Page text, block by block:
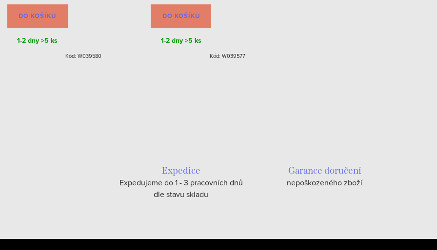
DO KOŠÍKU
1-2 dny>5 ks
Kód: W039580
DO KOŠÍKU
1-2 dny>5 ks
Kód: W039577
Expedice
Expedujeme do 1 - 3 pracovních dnů
dle stavu skladu
Garance doručení
nepoškozeného zboží